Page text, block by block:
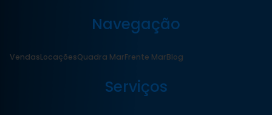
Navegação
VendasLocaçõesQuadra MarFrente MarBlog
Serviços